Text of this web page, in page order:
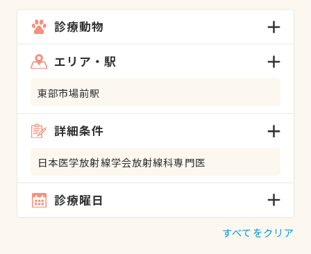
診療動物
エリア・駅
東部市場前駅
詳細条件
日本医学放射線学会放射線科専門医
診療曜日
すべてをクリア